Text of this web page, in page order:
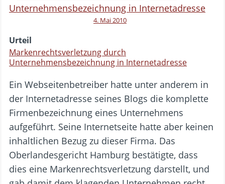
4. Mai 2010
Urteil
Markenrechtsverletzung durch
Unternehmensbezeichnung in Internetadresse
Ein Webseitenbetreiber hatte unter anderem in
der Internetadresse seines Blogs die komplette
Firmenbezeichnung eines Unternehmens
aufgeführt. Seine Internetseite hatte aber keinen
inhaltlichen Bezug zu dieser Firma. Das
Oberlandesgericht Hamburg bestätigte, dass
dies eine Markenrechtsverletzung darstellt, und